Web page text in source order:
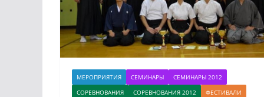
МЕРОПРИЯТИЯ СЕМИНАРЫ
СЕМИНАРЫ 2012
СОРЕВНОВАНИЯ
СОРЕВНОВАНИЯ 2012 ФЕСТИВАЛИ